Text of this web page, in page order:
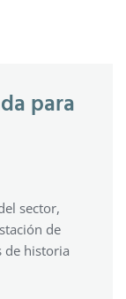
para
sector,
de
de historia